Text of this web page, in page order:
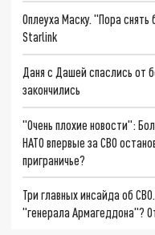
Оплеуха Маску. "Пора
Starlink
Даня с Дашей спаслись от
закончились
"Очень плохие новости":
НАТО впервые за СВО
приграничье?
Три главных инсайда об
"генерала Армагеддона"?